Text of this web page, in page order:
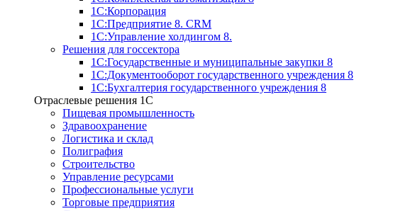
1С:Корпорация
1С:Предприятие 8. CRM
1С:Управление холдингом 8.
Решения для госсектора
1С:Государственные и муниципальные закупки 8
1С:Документооборот государственного учреждения 8
1С:Бухгалтерия государственного учреждения 8
Отраслевые решения 1C
Пищевая промышленность
Здравоохранение
Логистика и склад
Полиграфия
Строительство
Управление ресурсами
Профессиональные услуги
Торговые предприятия